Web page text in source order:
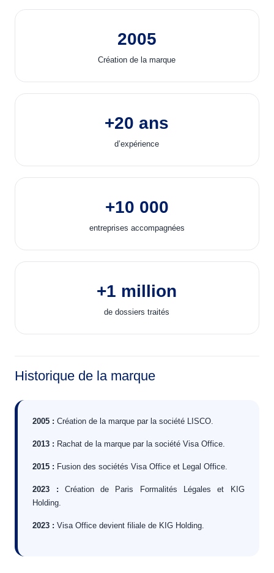
2005
Création de la marque
+20 ans
d’expérience
+10 000
entreprises accompagnées
+1 million
de dossiers traités
Historique de la marque
2005 : Création de la marque par la société LISCO.
2013 : Rachat de la marque par la société Visa Office.
2015 : Fusion des sociétés Visa Office et Legal Office.
2023 : Création de Paris Formalités Légales et KIG
Holding.
2023 : Visa Office devient filiale de KIG Holding.